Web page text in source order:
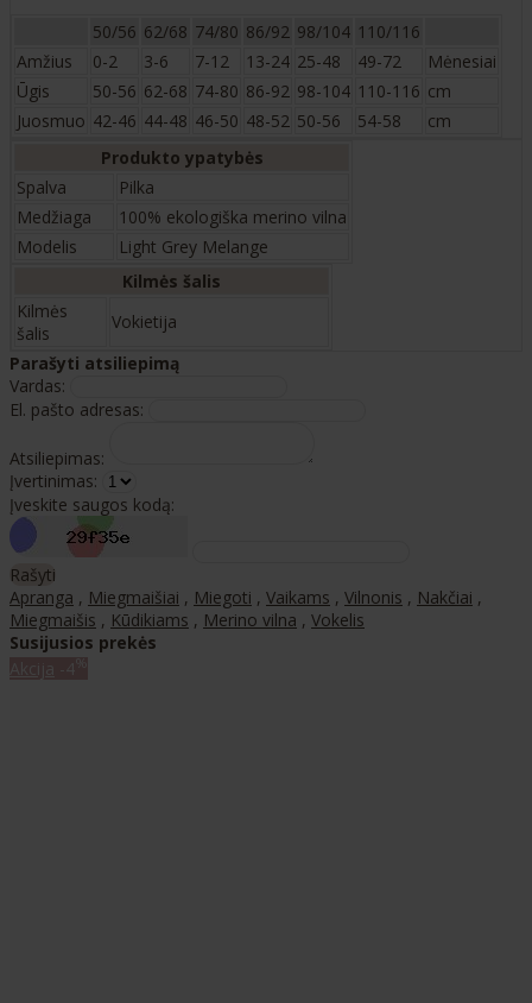
50/56 62/68 74/80 86/92 98/104 110/116
Amžius
0-2 3-6 7-12 13-24 25-48 49-72
Mėnesiai
Ūgis
50-56 62-68 74-80 86-92 98-104 110-116 cm
Juosmuo 42-46 44-48 46-50 48-52 50-56 54-58
cm
Produkto ypatybės
Spalva
Pilka
Medžiaga
100% ekologiška merino vilna
Modelis
Light Grey Melange
Kilmės šalis
Kilmės
šalis
Vokietija
Parašyti atsiliepimą
Vardas:
El. pašto adresas:
Atsiliepimas:
Įvertinimas:
Įveskite saugos kodą:
Rašyti
Apranga , Miegmaišiai , Miegoti , Vaikams , Vilnonis , Nakčiai ,
Miegmaišis , Kūdikiams , Merino vilna , Vokelis
Susijusios prekės